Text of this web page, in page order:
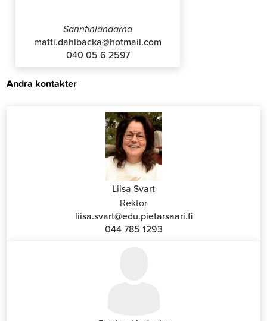
Sannfinländarna
matti.dahlbacka@hotmail.com
040 05 6 2597
Andra kontakter
Liisa Svart
Rektor
liisa.svart@edu.pietarsaari.fi
044 785 1293